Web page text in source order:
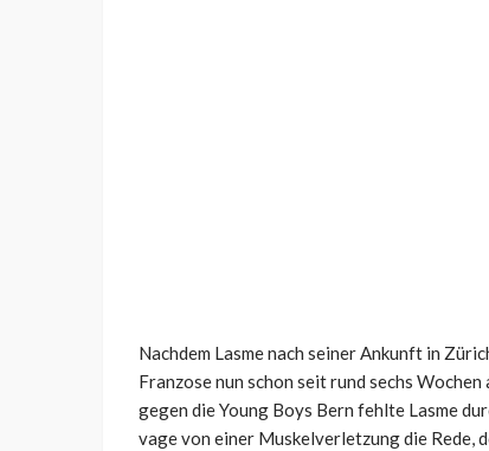
Nachdem Lasme nach seiner Ankunft in
Franzose nun schon seit rund sechs
gegen die Young Boys Bern fehlte Lasme
vage von einer Muskelverletzung die Rede,